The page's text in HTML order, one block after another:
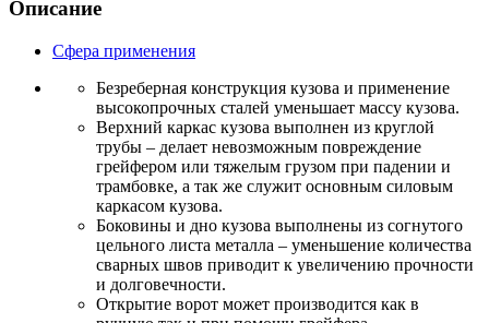
Описание
Сфера применения
Безреберная конструкция кузова и применение
высокопрочных сталей уменьшает массу кузова.
Верхний каркас кузова выполнен из круглой
трубы – делает невозможным повреждение
грейфером или тяжелым грузом при падении и
трамбовке, а так же служит основным силовым
каркасом кузова.
Боковины и дно кузова выполнены из согнутого
цельного листа металла – уменьшение количества
сварных швов приводит к увеличению прочности
и долговечности.
Открытие ворот может производится как в